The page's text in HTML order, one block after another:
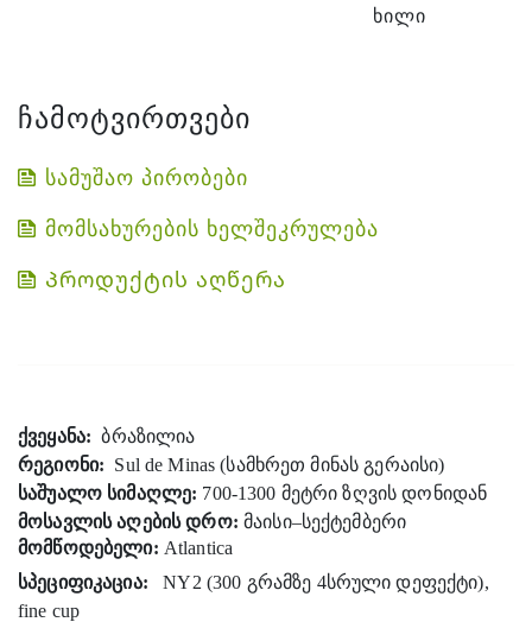
ხილი
ჩამოტვირთვები
სამუშაო პირობები
მომსახურების ხელშეკრულება
Პროდუქტის აღწერა
ქვეყანა: ბრაზილია
რეგიონი: Sul de Minas(სამხრეთ მინას გერაისი)
საშუალო სიმაღლე: 700-1300 მეტრი ზღვის დონიდან
მოსავლის აღების დრო: მაისი–სექტემბერი
მომწოდებელი: Atlantica
სპეციფიკაცია:
NY2 (300 გრამზე 4სრული დეფექტი),
fine cup